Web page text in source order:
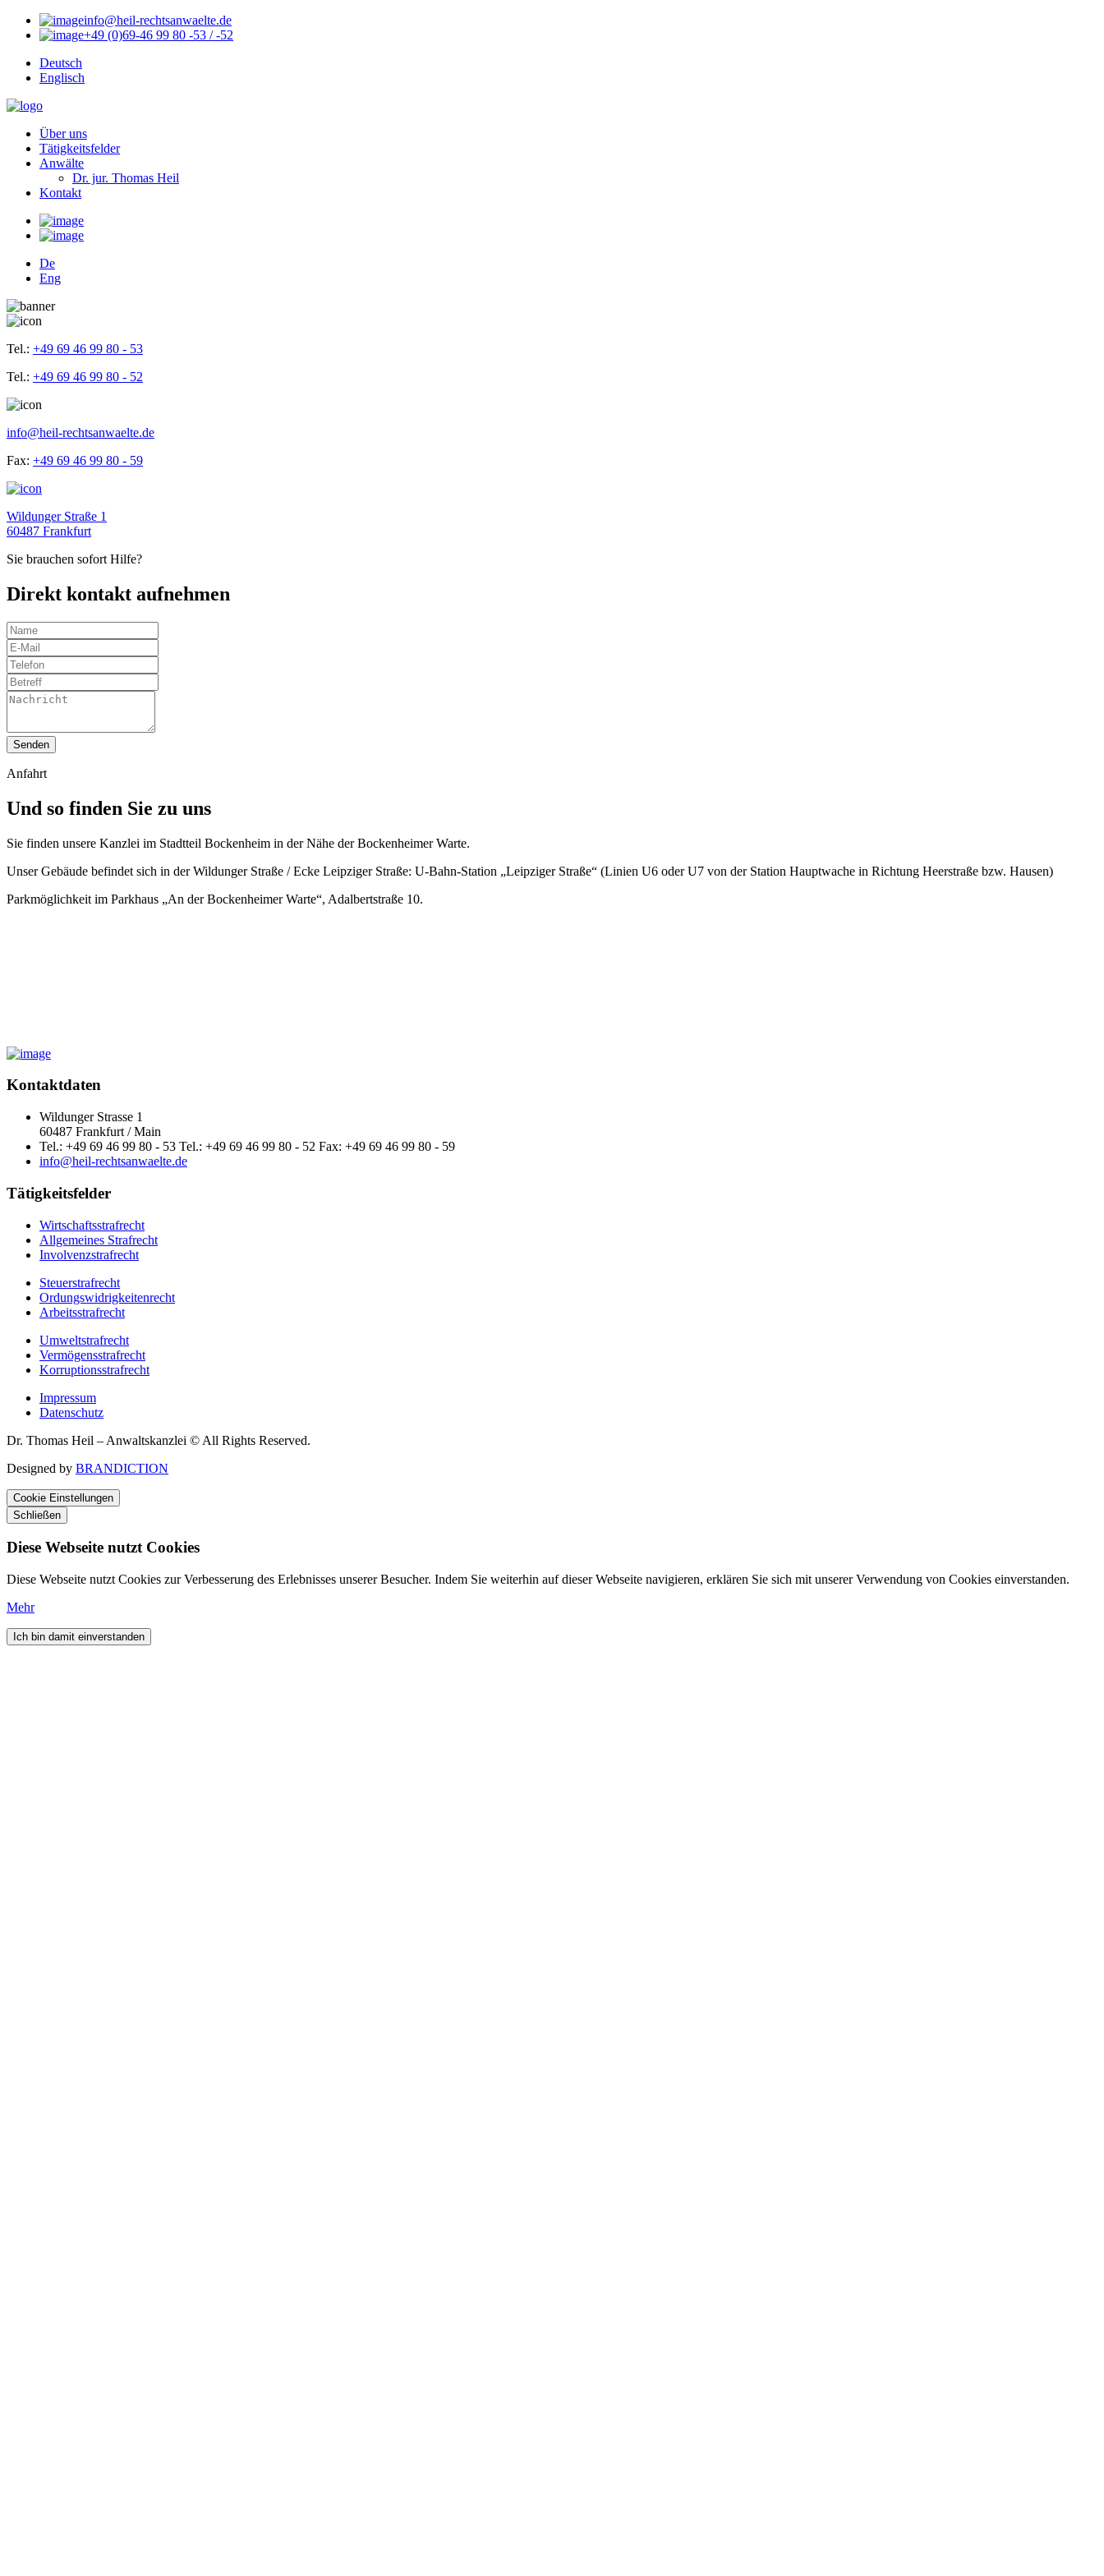
info@heil-rechtsanwaelte.de
+49 (0)69-46 99 80 -53 / -52
Deutsch
Englisch
Über uns
Tätigkeitsfelder
Anwälte
Dr. jur. Thomas Heil
Kontakt
De
Eng
Tel.: +49 69 46 99 80 - 53
Tel.: +49 69 46 99 80 - 52
info@heil-rechtsanwaelte.de
Fax: +49 69 46 99 80 - 59
Wildunger Straße 1
60487 Frankfurt
Sie brauchen sofort Hilfe?
Direkt kontakt aufnehmen
Senden
Anfahrt
Und so finden Sie zu uns
Sie finden unsere Kanzlei im Stadtteil Bockenheim in der Nähe der Bockenheimer Warte.
Unser Gebäude befindet sich in der Wildunger Straße / Ecke Leipziger Straße: U-Bahn-Station „Leipziger Straße“ (Linien U6 oder U7 von der Station Hauptwache in Richtung Heerstraße bzw. Hausen)
Parkmöglichkeit im Parkhaus „An der Bockenheimer Warte“, Adalbertstraße 10.
Kontaktdaten
Wildunger Strasse 1
60487 Frankfurt / Main
Tel.: +49 69 46 99 80 - 53 Tel.: +49 69 46 99 80 - 52 Fax: +49 69 46 99 80 - 59
info@heil-rechtsanwaelte.de
Tätigkeitsfelder
Wirtschaftsstrafrecht
Allgemeines Strafrecht
Involvenzstrafrecht
Steuerstrafrecht
Ordungswidrigkeitenrecht
Arbeitsstrafrecht
Umweltstrafrecht
Vermögensstrafrecht
Korruptionsstrafrecht
Impressum
Datenschutz
Dr. Thomas Heil – Anwaltskanzlei © All Rights Reserved.
Designed by BRANDICTION
Cookie Einstellungen
Schließen
Diese Webseite nutzt Cookies
Diese Webseite nutzt Cookies zur Verbesserung des Erlebnisses unserer Besucher. Indem Sie weiterhin auf dieser Webseite navigieren, erklären Sie sich mit unserer Verwendung von Cookies einverstanden.
Mehr